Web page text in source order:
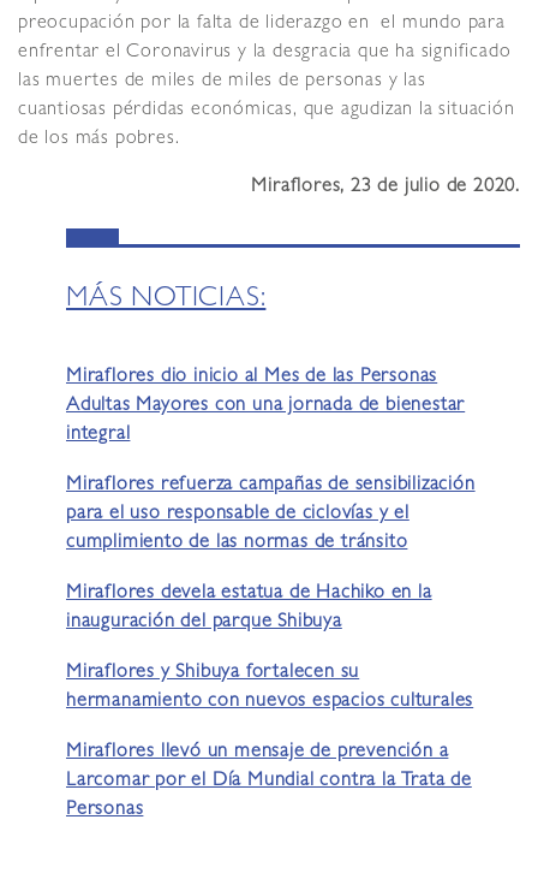
preocupación por la falta de liderazgo en el mundo para
enfrentar el Coronavirus y la desgracia que ha significado
las muertes de miles de miles de personas y las
cuantiosas pérdidas económicas, que agudizan la situación
de los más pobres.
Miraflores, 23 de julio de 2020.
MÁS NOTICIAS:
Miraflores dio inicio al Mes de las Personas
Adultas Mayores con una jornada de bienestar
integral
Miraflores refuerza campañas de sensibilización
para el uso responsable de ciclovías y el
cumplimiento de las normas de tránsito
Miraflores devela estatua de Hachiko en la
inauguración del parque Shibuya
Miraflores y Shibuya fortalecen su
hermanamiento con nuevos espacios culturales
Miraflores llevó un mensaje de prevención a
Larcomar por el Día Mundial contra la Trata de
Personas